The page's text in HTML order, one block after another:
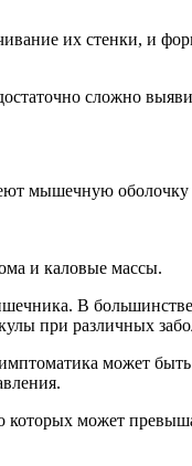
их стенки, и
сложно
оболочку
и каловые массы.
В
при различных
может
может